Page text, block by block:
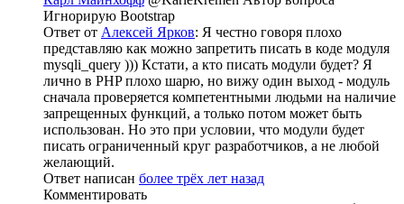
Игнорирую Bootstrap
Ответ от Алексей Ярков: Я честно говоря плохо
представляю как можно запретить писать в коде модуля
mysqli_query ))) Кстати, а кто писать модули будет? Я
лично в PHP плохо шарю, но вижу один выход - модуль
сначала проверяется компетентными людьми на наличие
запрещенных функций, а только потом может быть
использован. Но это при условии, что модули будет
писать ограниченный круг разработчиков, а не любой
желающий.
Ответ написан более трёх лет назад
Комментировать